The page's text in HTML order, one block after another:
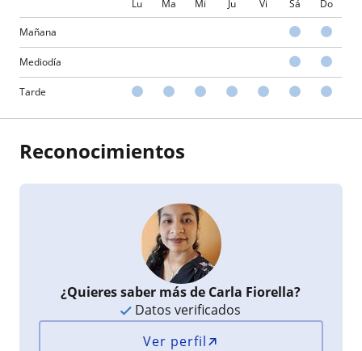
Lu Ma Mi Ju Vi Sá Do
Mañana
Mediodía
Tarde
Reconocimientos
¿Quieres saber más de Carla Fiorella?
Datos verificados
Ver perfil